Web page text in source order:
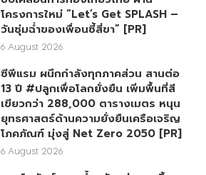
โครงการใหม่ “Let’s Get SPLASH –
วันชุ่มฉ่ำของเพื่อนซี้สี่ขา” [PR]
6 August 2026
ซีพีแรม ผนึกกำลังทุกภาคส่วน สานต่อ
13 ปี #ปลูกเพื่อโลกยั่งยืน เพิ่มพื้นที่สี
เขียวกว่า 288,000 ตารางเมตร หนุน
ยุทธศาสตร์ด้านความยั่งยืนเครือเจริญ
โภคภัณฑ์ มุ่งสู่ Net Zero 2050 [PR]
6 August 2026